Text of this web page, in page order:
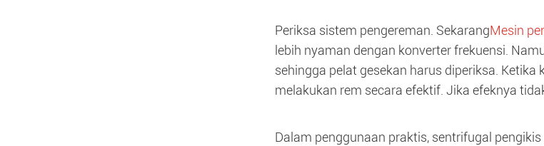
Periksa sistem pengereman. SekarangMesin
lebih nyaman dengan konverter frekuensi.
sehingga pelat gesekan harus diperiksa.
melakukan rem secara efektif. Jika efeknya
Dalam penggunaan praktis, sentrifugal